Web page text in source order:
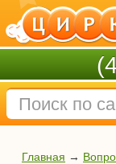
Главная →